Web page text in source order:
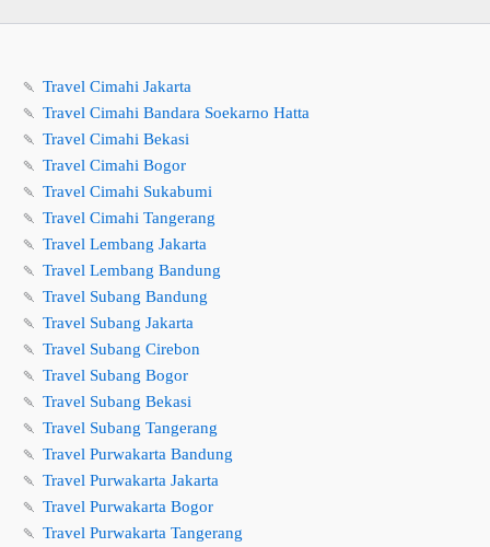
🍡 Travel Cimahi Jakarta
🍡 Travel Cimahi Bandara Soekarno Hatta
🍡 Travel Cimahi Bekasi
🍡 Travel Cimahi Bogor
🍡 Travel Cimahi Sukabumi
🍡 Travel Cimahi Tangerang
🍡 Travel Lembang Jakarta
🍡 Travel Lembang Bandung
🍡 Travel Subang Bandung
🍡 Travel Subang Jakarta
🍡 Travel Subang Cirebon
🍡 Travel Subang Bogor
🍡 Travel Subang Bekasi
🍡 Travel Subang Tangerang
🍡 Travel Purwakarta Bandung
🍡 Travel Purwakarta Jakarta
🍡 Travel Purwakarta Bogor
🍡 Travel Purwakarta Tangerang